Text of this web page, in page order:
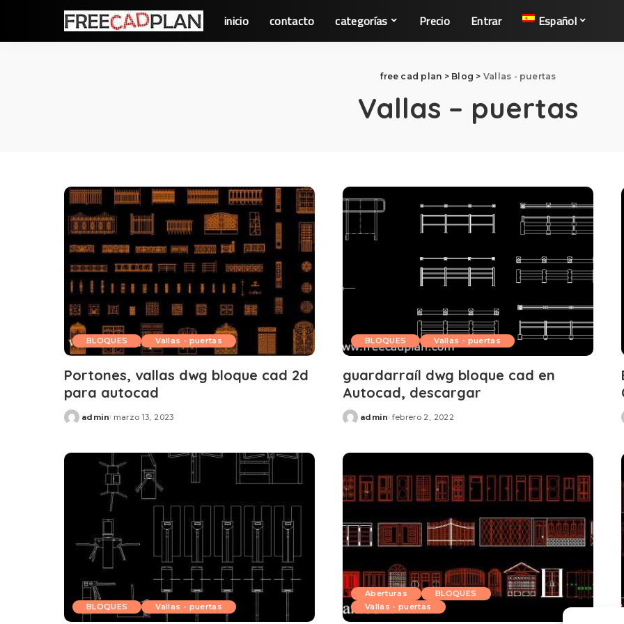
inicio contacto categorías Precio Entrar Español
free cad plan > Blog > Vallas - puertas
Vallas – puertas
BLOQUES Vallas - puertas
Portones, vallas dwg bloque cad 2d
para autocad
Posted
admin marzo 13, 2023
BLOQUES Vallas - puertas
guardarraíl dwg bloque cad en
Autocad, descargar
Posted
admin febrero 2, 2022
BLOQUES Vallas - puertas
Aberturas
BLOQUES
Vallas - puertas